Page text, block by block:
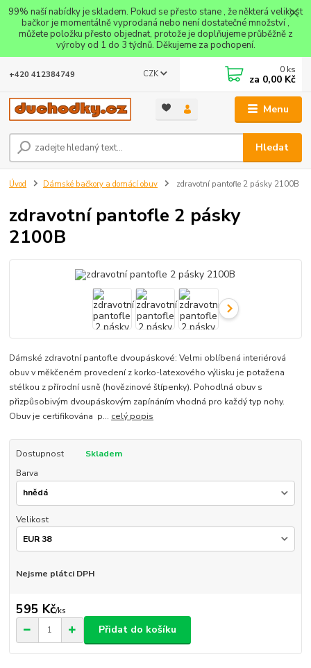
99% naší nabídky je skladem. Pokud se přesto stane , že některá velikost
bačkor je momentálně vyprodaná nebo není dostatečné množství ,
můžete položku přesto objednat, protože je doplňujeme průběžně z
výroby od 1 do 3 týdnů. Děkujeme za pochopení.
Menu
CZK
Hledat
+420 412384749 0 ks
za 0,00 Kč
Úvod Dámské bačkory a domácí obuv zdravotní pantofle 2 pásky 2100B
zdravotní pantofle 2 pásky
2100B
Dámské zdravotní pantofle dvoupáskové: Velmi oblíbená interiérová
obuv v měkčeném provedení z korko-latexového výlisku je potažena
stélkou z přírodní usně (hovězinové štípenky). Pohodlná obuv s
přizpůsobivým dvoupáskovým zapínáním vhodná pro každý typ nohy.
Obuv je certifikována p... celý popis
Dostupnost
Skladem
Barva
Velikost
Nejsme plátci DPH
595 Kč/ks
Přidat do košíku